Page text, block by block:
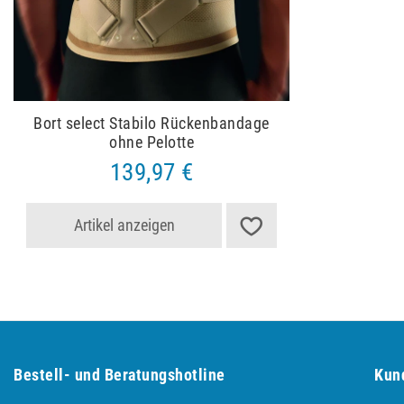
Bort select Stabilo Rückenbandage
ohne Pelotte
139,97 €
Artikel anzeigen
Bestell- und Be­ra­tungs­hot­line